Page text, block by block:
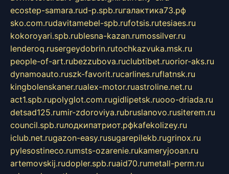
ecostep-samara.rud-p.spb.ruгалактика73.рф
sko.com.rudavitamebel-spb.rufotsis.rutesiaes.ru
kokoroyari.spb.rublesna-kazan.rumossilver.ru
lenderoq.rusergeydobrin.rutochkazvuka.msk.ru
people-of-art.rubezzubova.ruclubtibet.ruorior-aks.ru
dynamoauto.ruszk-favorit.rucarlines.ruflatnsk.ru
kingbolenskaner.rualex-motor.ruastroline.net.ru
act1.spb.rupolyglot.com.rugidlipetsk.ruooo-driada.ru
detsad125.rumir-zdoroviya.rubruslanovo.rusiterem.ru
council.spb.ruлодкипатриот.рфkafekolizey.ru
iclub.net.rugazon-easy.rusugarepilekb.rugrinox.ru
pylesostineco.rumsts-ozarenie.rukameryjooan.ru
artemovskij.rudopler.spb.ruaid70.rumetall-perm.ru